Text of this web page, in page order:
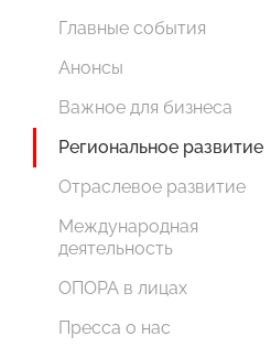
Главные события
Анонсы
Важное для бизнеса
Региональное развитие
Отраслевое развитие
Международная
деятельность
ОПОРА в лицах
Пресса о нас